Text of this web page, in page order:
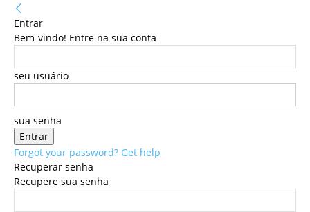
Entrar
Bem-vindo! Entre na sua conta
seu usuário
sua senha
Forgot your password? Get help
Recuperar senha
Recupere sua senha